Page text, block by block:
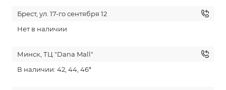
Брест, ул. 17-го сентября 12
Нет в наличии
Минск, ТЦ "Dana Mall"
В наличии: 42, 44, 46*